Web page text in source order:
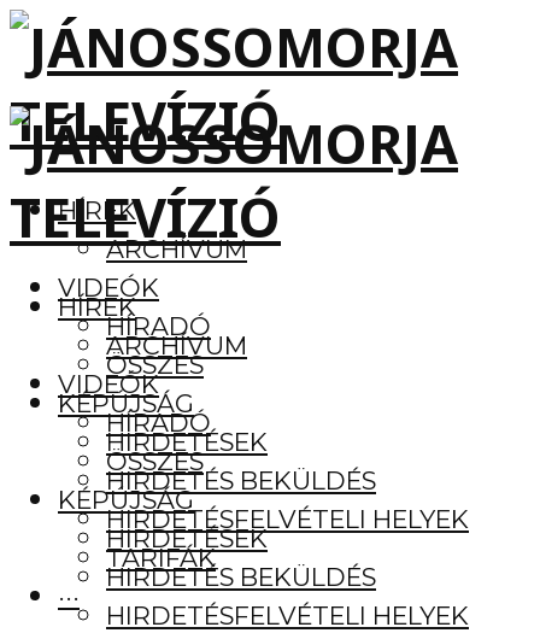
HÍREK
ARCHÍVUM
VIDEÓK
HÍRADÓ
ÖSSZES
KÉPÚJSÁG
HIRDETÉSEK
HIRDETÉS BEKÜLDÉS
HIRDETÉSFELVÉTELI HELYEK
TARIFÁK
···
HÍREK
ARCHÍVUM
VIDEÓK
HÍRADÓ
ÖSSZES
KÉPÚJSÁG
HIRDETÉSEK
HIRDETÉS BEKÜLDÉS
HIRDETÉSFELVÉTELI HELYEK